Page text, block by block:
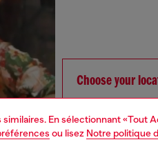
En sélectionnant «Tout
ou lisez Notre politique
Choose your
You are
seems you may